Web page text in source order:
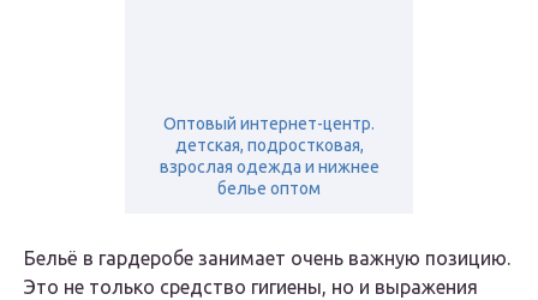
Оптовый интернет-центр.
детская, подростковая,
взрослая одежда и нижнее
белье оптом
Бельё в гардеробе занимает очень важную позицию.
Это не только средство гигиены, но и выражения